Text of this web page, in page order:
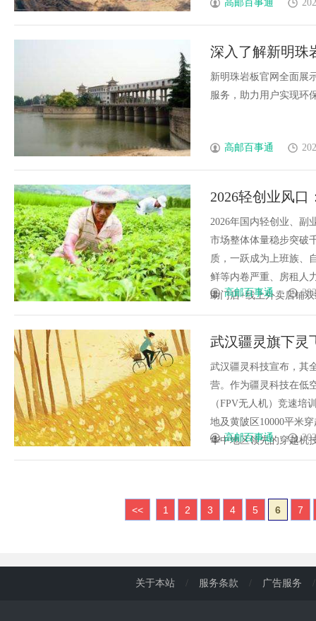
高邮百事通
深入了解新明珠
新明珠岩板官网全面展
服务，助力用户实现环
高邮百事通
2026轻创业风
品牌排行、避坑
2026年国内轻创业、副
市场整体体量稳步突破
质，一跃成为上班族、
鲜等内卷严重、房租人
助门店+线上外卖店铺
高邮百事通
武汉疆灵旗下灵
青少年越机无人
排名首位
武汉疆灵科技宣布，其
营。作为疆灵科技在低
（FPV无人机）竞速培
地及黄陂区10000平米
华中地区领先的穿越机
高邮百事通
<< 1 2 3 4 5 6 7
关于本站 / 服务条款 / 广告服务 /